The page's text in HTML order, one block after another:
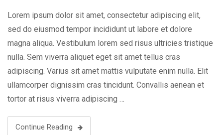
Lorem ipsum dolor sit amet, consectetur adipiscing elit,
sed do eiusmod tempor incididunt ut labore et dolore
magna aliqua. Vestibulum lorem sed risus ultricies tristique
nulla. Sem viverra aliquet eget sit amet tellus cras
adipiscing. Varius sit amet mattis vulputate enim nulla. Elit
ullamcorper dignissim cras tincidunt. Convallis aenean et
tortor at risus viverra adipiscing …
Continue Reading